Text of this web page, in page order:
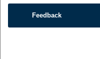
Feedback